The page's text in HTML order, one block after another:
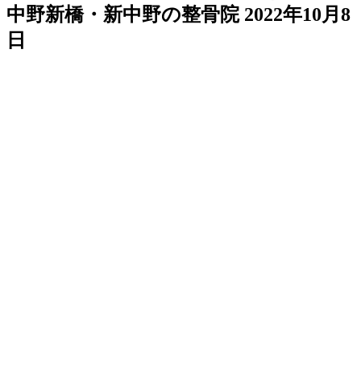
中野新橋・新中野の整骨院 2022年10月8
日